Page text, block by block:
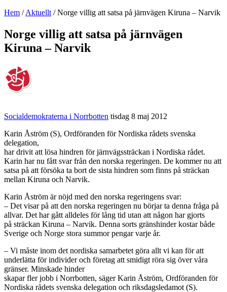
Hem /Aktuellt /Norge villig att satsa på järnvägen Kiruna – Narvik
Norge villig att satsa på järnvägen
Kiruna – Narvik
Socialdemokraterna i Norrbotten tisdag 8 maj 2012
Karin Åström (S), Ordföranden för Nordiska rådets svenska
delegation,
har drivit att lösa hindren för järnvägssträckan i Nordiska rådet.
Karin har nu fått svar från den norska regeringen. De kommer nu att
satsa på att försöka ta bort de sista hindren som finns på sträckan
mellan Kiruna och Narvik.
Karin Åström är nöjd med den norska regeringens svar:
– Det visar på att den norska regeringen nu börjar ta denna fråga på
allvar. Det har gått alldeles för lång tid utan att någon har gjorts
på sträckan Kiruna – Narvik. Denna sorts gränshinder kostar både
Sverige och Norge stora summor pengar varje år.
– Vi måste inom det nordiska samarbetet göra allt vi kan för att
underlätta för individer och företag att smidigt röra sig över våra
gränser. Minskade hinder
skapar fler jobb i Norrbotten, säger Karin Åström, Ordföranden för
Nordiska rådets svenska delegation och riksdagsledamot (S).